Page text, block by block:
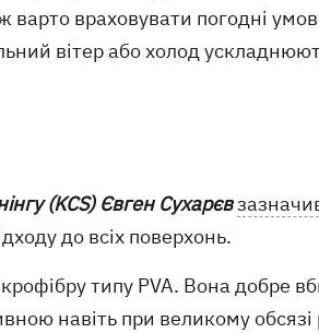
враховувати погодні
вітер або холод
(KCS) Євген Сухарєв
до всіх поверхонь.
типу PVA. Вона добре
навіть при великому обсязі